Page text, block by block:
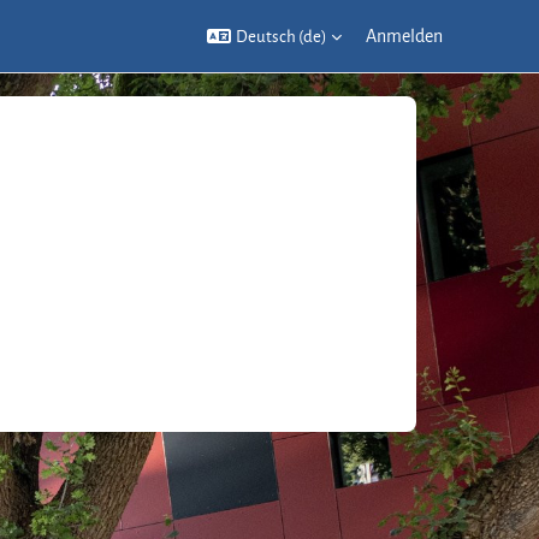
Deutsch ‎(de)‎ Anmelden